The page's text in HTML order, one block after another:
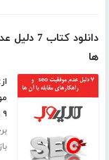
ها
از:
۹ صفحه